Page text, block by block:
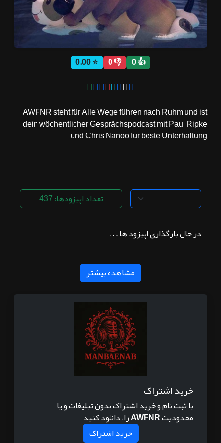
سوالات
متداول
👍 0
👎 0
⭐ 0.00
AWFNR steht für Alle Wege führen nach Ruhm und ist
dein wöchentlicher Gesprächspodcast mit Paul Ripke
und Chris Nanoo für beste Unterhaltung
تعداد اپیزودها: 437
در حال بارگذاری اپیزود ها . . .
مشاهده بیشتر
خرید اشتراک
با ثبت نام و خرید اشتراک بدون تبلیغات و یا
محدودیتAWFNRرا، دانلود کنید
خرید اشتراک